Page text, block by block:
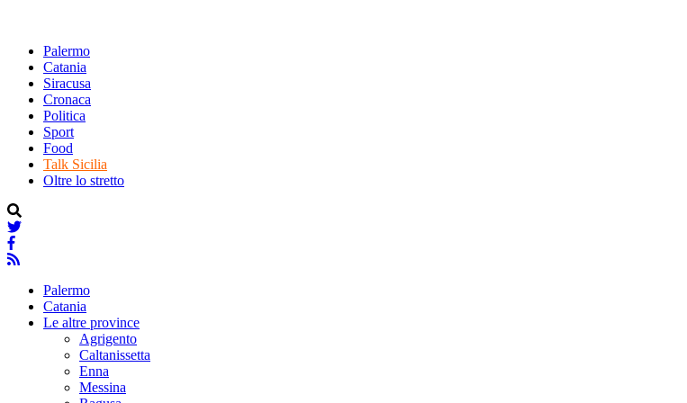
Palermo
Catania
Siracusa
Cronaca
Politica
Sport
Food
Talk Sicilia
Oltre lo stretto
Palermo
Catania
Le altre province
Agrigento
Caltanissetta
Enna
Messina